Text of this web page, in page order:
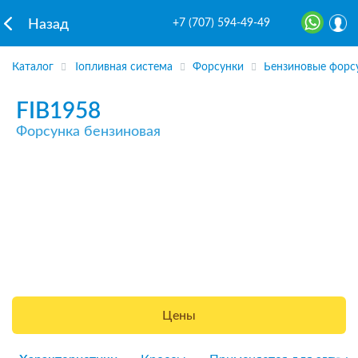
Назад +7 (707) 594-49-49
Каталог Топливная система Форсунки Бензиновые
FIB1958
Форсунка бензиновая
Цены